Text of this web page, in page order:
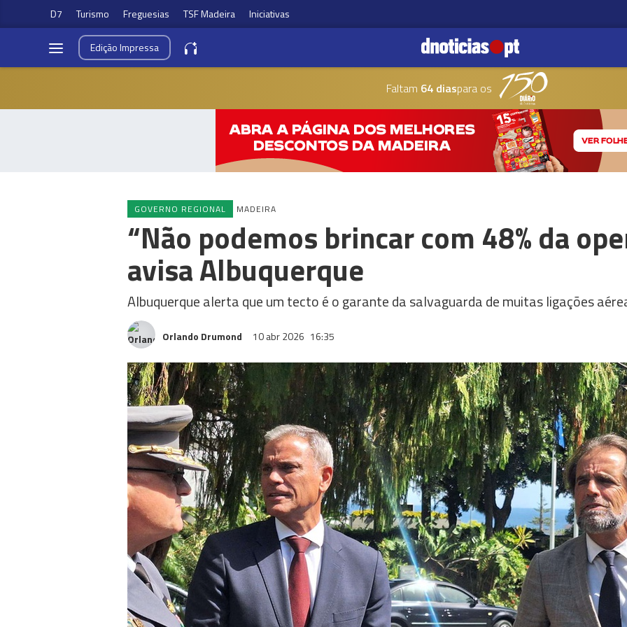
D7 Turismo Freguesias TSF Madeira Iniciativas
EdiçãoImpressa
Faltam 64 diaspara os
GOVERNO REGIONAL MADEIRA
“Não podemos brincar com 48% da
avisa Albuquerque
Albuquerque alerta que um tecto é o garante da salvaguarda de muitas ligações
Orlando Drumond 10 abr 2026 16:35